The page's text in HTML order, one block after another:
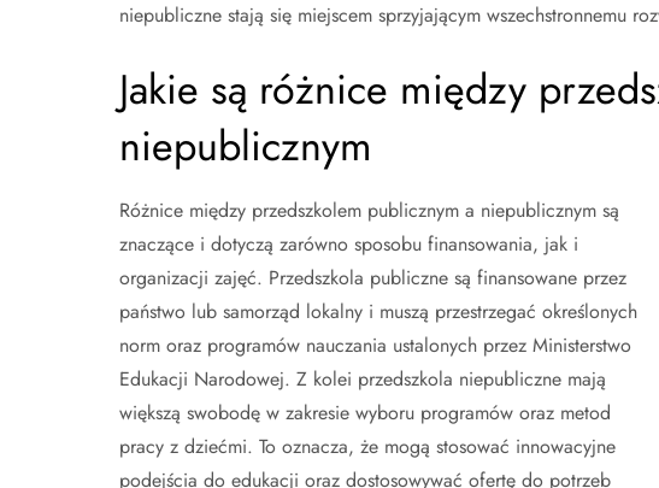
niepubliczne stają się miejscem sprzyjającym wszechstronnemu
Jakie są różnice między
niepublicznym
Różnice między przedszkolem publicznym a niepublicznym są
znaczące i dotyczą zarówno sposobu finansowania, jak i
organizacji zajęć. Przedszkola publiczne są finansowane przez
państwo lub samorząd lokalny i muszą przestrzegać określonych
norm oraz programów nauczania ustalonych przez Ministerstwo
Edukacji Narodowej. Z kolei przedszkola niepubliczne mają
większą swobodę w zakresie wyboru programów oraz metod
pracy z dziećmi. To oznacza, że mogą stosować innowacyjne
podejścia do edukacji oraz dostosowywać ofertę do potrzeb